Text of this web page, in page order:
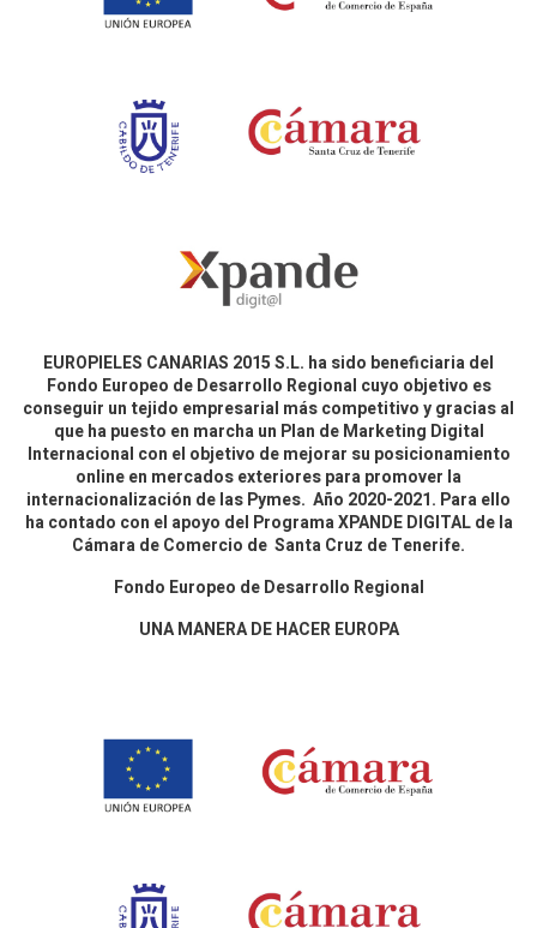
EUROPIELES CANARIAS 2015 S.L. ha sido beneficiaria del
Fondo Europeo de Desarrollo Regional cuyo objetivo es
conseguir un tejido empresarial más competitivo y gracias al
que ha puesto en marcha un Plan de Marketing Digital
Internacional con el objetivo de mejorar su posicionamiento
online en mercados exteriores para promover la
internacionalización de las Pymes. Año 2020-2021. Para ello
ha contado con el apoyo del Programa XPANDE DIGITAL de la
Cámara de Comercio de Santa Cruz de Tenerife.
Fondo Europeo de Desarrollo Regional
UNA MANERA DE HACER EUROPA